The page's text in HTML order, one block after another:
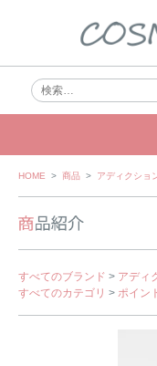
Skip
HOME > 商品 > アディクショ
すべてのブランド > アディ
すべてのカテゴリ > ポイン